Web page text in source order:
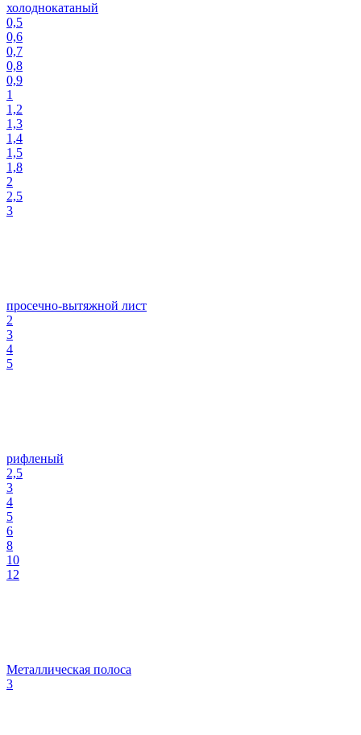
холоднокатаный
0,5
0,6
0,7
0,8
0,9
1
1,2
1,3
1,4
1,5
1,8
2
2,5
3
просечно-вытяжной лист
2
3
4
5
рифленый
2,5
3
4
5
6
8
10
12
Металлическая полоса
3